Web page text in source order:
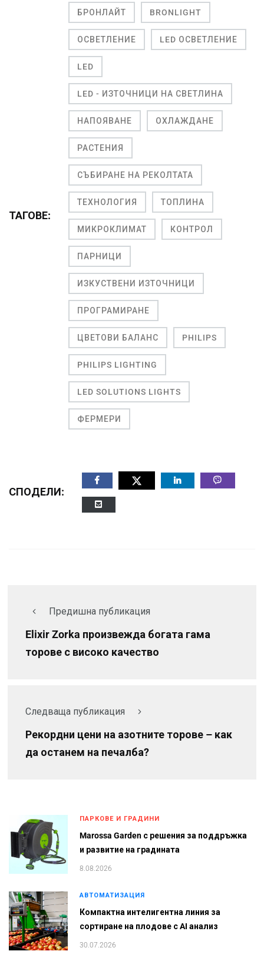
ТАГОВЕ:
БРОНЛАЙТ BRONLIGHT
ОСВЕТЛЕНИЕ LED ОСВЕТЛЕНИЕ
LED
LED - ИЗТОЧНИЦИ НА СВЕТЛИНА
НАПОЯВАНЕ ОХЛАЖДАНЕ
РАСТЕНИЯ
СЪБИРАНЕ НА РЕКОЛТАТА
ТЕХНОЛОГИЯ ТОПЛИНА
МИКРОКЛИМАТ КОНТРОЛ
ПАРНИЦИ
ИЗКУСТВЕНИ ИЗТОЧНИЦИ
ПРОГРАМИРАНЕ
ЦВЕТОВИ БАЛАНС PHILIPS
PHILIPS LIGHTING
LED SOLUTIONS LIGHTS
ФЕРМЕРИ
СПОДЕЛИ:
Предишна публикация
Elixir Zorka произвежда богата гама
торове с високо качество
Следваща публикация
Рекордни цени на азотните торове – как
да останем на печалба?
ПАРКОВЕ И ГРАДИНИ
Marossa Garden с решения за поддръжка
и развитие на градината
8.08.2026
АВТОМАТИЗАЦИЯ
Компактна интелигентна линия за
сортиране на плодове с AI анализ
30.07.2026